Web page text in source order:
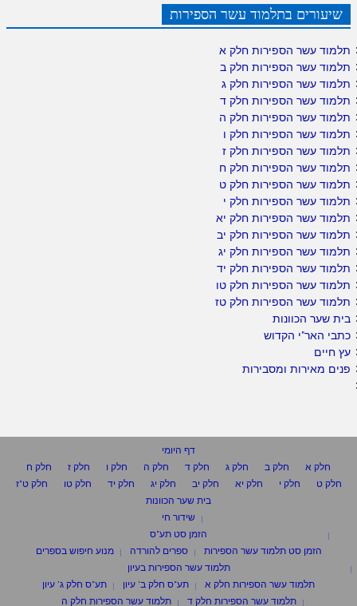
שיעורים בתלמוד עשר הספירות
תלמוד עשר הספירות חלק א
תלמוד עשר הספירות חלק ב
תלמוד עשר הספירות חלק ג
תלמוד עשר הספירות חלק ד
תלמוד עשר הספירות חלק ה
תלמוד עשר הספירות חלק ו
תלמוד עשר הספירות חלק ז
תלמוד עשר הספירות חלק ח
תלמוד עשר הספירות חלק ט
תלמוד עשר הספירות חלק י
תלמוד עשר הספירות חלק יא
תלמוד עשר הספירות חלק יב
תלמוד עשר הספירות חלק יג
תלמוד עשר הספירות חלק יד
תלמוד עשר הספירות חלק טו
תלמוד עשר הספירות חלק טז
בית שער הכוונות
כתבי האר"י הקדוש
עץ חיים
פנים מאירות ומסבירות
דף היומי
חלק א
חלק ב חלק ג חלק ד חלק ה חלק ו חלק ז
חלק ח
חלק ט
חלק י חלק יא חלק יב חלק יג חלק יד חלק טו
חלק ט"ז
בית שער הכוונות
שידור חי
הזמן סט תע"ס
הזמן סט תלמוד עשר הספירות
ספרים להורדה
מנוע חיפוש בספרים
תלמוד עשר הספירות בעיון
תלמוד עשר הספירות חלק א
תע"ס חלק ב' עיון
תע"ס חלק ג' עיון
תלמוד עשר הספירות חלק ד
תלמוד עשר הספירות חלק ה